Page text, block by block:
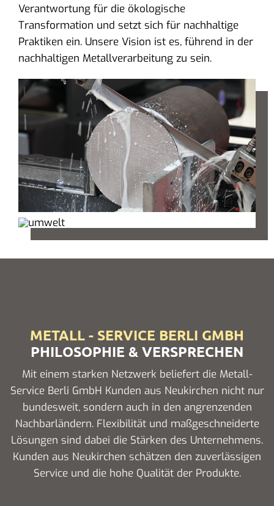
Verantwortung für die ökologische
Transformation und setzt sich für nachhaltige
Praktiken ein. Unsere Vision ist es, führend in der
nachhaltigen Metallverarbeitung zu sein.
METALL - SERVICE BERLI GMBH
PHILOSOPHIE & VERSPRECHEN
Mit einem starken Netzwerk beliefert die Metall-
Service Berli GmbH Kunden aus Neukirchen nicht nur
bundesweit, sondern auch in den angrenzenden
Nachbarländern. Flexibilität und maßgeschneiderte
Lösungen sind dabei die Stärken des Unternehmens.
Kunden aus Neukirchen schätzen den zuverlässigen
Service und die hohe Qualität der Produkte.